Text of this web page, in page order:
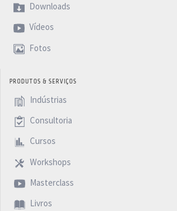
Downloads
Vídeos
Fotos
PRODUTOS & SERVIÇOS
Indústrias
Consultoria
Cursos
Workshops
Masterclass
Livros